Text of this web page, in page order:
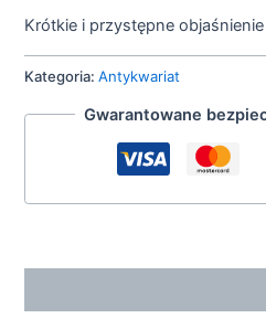
Krótkie i przystępne
Kategoria:Antykwariat
Gwarantowane